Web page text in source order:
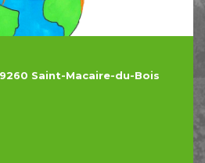
Saint-Macaire-du-Bois